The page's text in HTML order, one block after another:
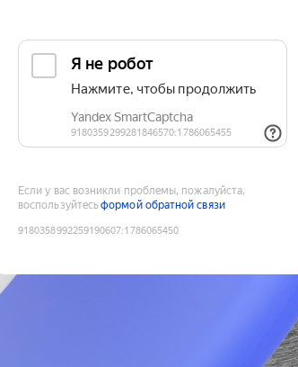
Если у вас возникли проблемы, пожалуйста,
воспользуйтесьформой обратной связи
9180358992259190607:1786065450